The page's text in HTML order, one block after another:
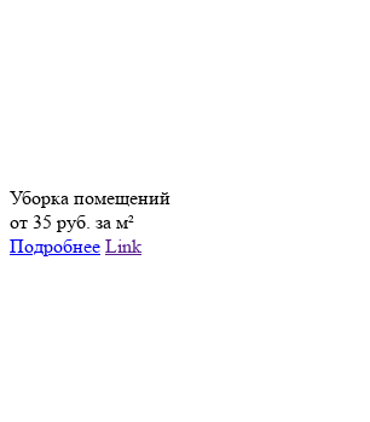
Уборка помещений
от 35 руб. за м²
Подробнее Link